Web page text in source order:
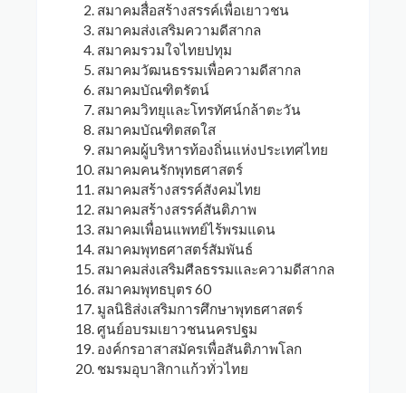
สมาคมสื่อสร้างสรรค์เพื่อเยาวชน
สมาคมส่งเสริมความดีสากล
สมาคมรวมใจไทยปทุม
สมาคมวัฒนธรรมเพื่อความดีสากล
สมาคมบัณฑิตรัตน์
สมาคมวิทยุและโทรทัศน์กล้าตะวัน
สมาคมบัณฑิตสดใส
สมาคมผู้บริหารท้องถิ่นแห่งประเทศไทย
สมาคมคนรักพุทธศาสตร์
สมาคมสร้างสรรค์สังคมไทย
สมาคมสร้างสรรค์สันติภาพ
สมาคมเพื่อนแพทย์ไร้พรมแดน
สมาคมพุทธศาสตร์สัมพันธ์
สมาคมส่งเสริมศีลธรรมและความดีสากล
สมาคมพุทธบุตร 60
มูลนิธิส่งเสริมการศึกษาพุทธศาสตร์
ศูนย์อบรมเยาวชนนครปฐม
องค์กรอาสาสมัครเพื่อสันติภาพโลก
ชมรมอุบาสิกาแก้วทั่วไทย